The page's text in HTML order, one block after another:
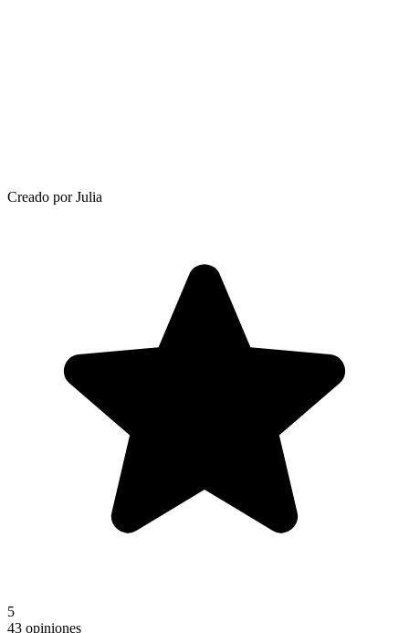
Creado por Julia
5
43 opiniones